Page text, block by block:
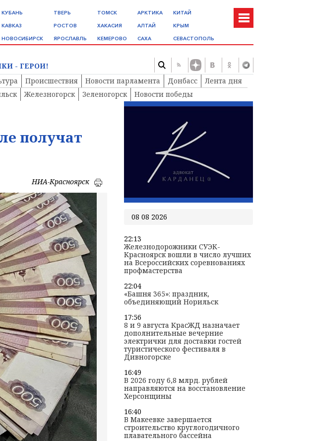
КУБАНЬ
КАВКАЗ
НОВОСИБИРСК
ТВЕРЬ
РОСТОВ
ЯРОСЛАВЛЬ
ТОМСК
ХАКАСИЯ
КЕМЕРОВО
АРКТИКА
АЛТАЙ
САХА
КИТАЙ
КРЫМ
СЕВАСТОПОЛЬ
- ГЕРОИ!
Происшествия Новости парламента Донбасс
Лента дня
Железногорск Зеленогорск
Новости победы
получат
НИА-Красноярск
08 08 2026
22:13
Железнодорожники СУЭК-
Красноярск вошли в число лучших
на Всероссийских соревнованиях
профмастерства
22:04
«Башня 365»: праздник,
объединяющий Норильск
17:56
8 и 9 августа КрасЖД назначает
дополнительные вечерние
электрички для доставки гостей
туристического фестиваля в
Дивногорске
16:49
В 2026 году 6,8 млрд. рублей
направляются на восстановление
Херсонщины
16:40
В Макеевке завершается
строительство круглогодичного
плавательного бассейна